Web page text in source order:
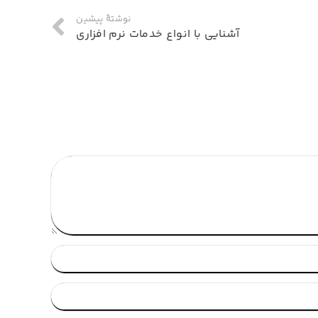
نوشتهٔ پیشین
آشنایی با انواع خدمات نرم افزاری